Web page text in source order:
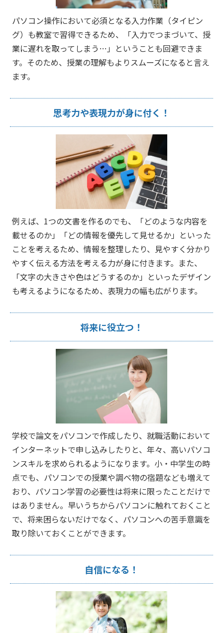
パソコン操作において必須となる入力作業（タイピン
グ）も教室で習得できるため、「入力でつまづいて、授
業に遅れを取ってしまう…」ということも回避できま
す。そのため、授業の理解もよりスムーズになると言え
ます。
思考力や表現力が身に付く！
例えば、1つの文書を作るのでも、「どのような内容を
載せるのか」「どの情報を優先して見せるか」といった
ことを考えるため、情報を整理したり、見やすく分かり
やすく伝える方法を考える力が身に付きます。また、
「文字の大きさや色はどうするのか」といったデザイン
も考えるようになるため、表現力の幅も広がります。
将来に役立つ！
学校で論文をパソコンで作成したり、就職活動において
インターネットで申し込みしたりと、年々、高いパソコ
ンスキルを求められるようになります。小・中学生の時
点でも、パソコンでの授業や調べ物の宿題なども増えて
おり、パソコン学習の必要性は将来に限ったことだけで
はありません。早いうちからパソコンに触れておくこと
で、将来困らないだけでなく、パソコンへの苦手意識を
取り除いておくことができます。
自信になる！